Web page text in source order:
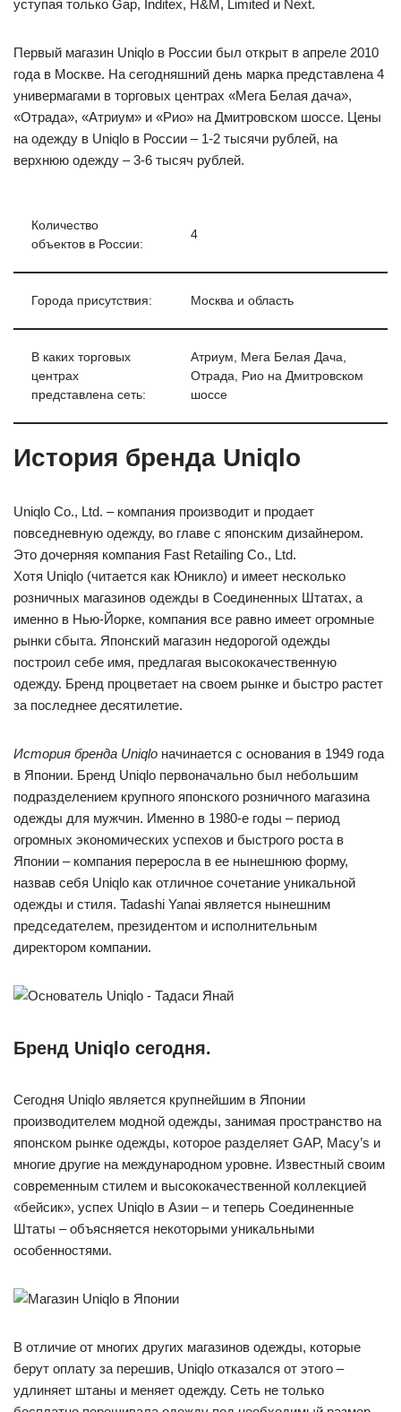
уступая только Gap, Inditex, H&M, Limited и Next.
Первый магазин Uniqlo в России был открыт в апреле 2010
года в Москве. На сегодняшний день марка представлена 4
универмагами в торговых центрах «Мега Белая дача»,
«Отрада», «Атриум» и «Рио» на Дмитровском шоссе. Цены
на одежду в Uniqlo в России – 1-2 тысячи рублей, на
верхнюю одежду – 3-6 тысяч рублей.
Количество
объектов в России:
4
Города присутствия: Москва и область
В каких торговых
центрах
представлена сеть:
Атриум, Мега Белая Дача,
Отрада, Рио на Дмитровском
шоссе
История бренда Uniqlo
Uniqlo Co., Ltd. – компания производит и продает
повседневную одежду, во главе с японским дизайнером.
Это дочерняя компания Fast Retailing Co., Ltd.
Хотя Uniqlo (читается как Юникло) и имеет несколько
розничных магазинов одежды в Соединенных Штатах, а
именно в Нью-Йорке, компания все равно имеет огромные
рынки сбыта. Японский магазин недорогой одежды
построил себе имя, предлагая высококачественную
одежду. Бренд процветает на своем рынке и быстро растет
за последнее десятилетие.
История бренда Uniqlo начинается с основания в 1949 года
в Японии. Бренд Uniqlo первоначально был небольшим
подразделением крупного японского розничного магазина
одежды для мужчин. Именно в 1980-е годы – период
огромных экономических успехов и быстрого роста в
Японии – компания переросла в ее нынешнюю форму,
назвав себя Uniqlo как отличное сочетание уникальной
одежды и стиля. Tadashi Yanai является нынешним
председателем, президентом и исполнительным
директором компании.
Бренд Uniqlo сегодня.
Сегодня Uniqlo является крупнейшим в Японии
производителем модной одежды, занимая пространство на
японском рынке одежды, которое разделяет GAP, Macy’s и
многие другие на международном уровне. Известный своим
современным стилем и высококачественной коллекцией
«бейсик», успех Uniqlo в Азии – и теперь Соединенные
Штаты – объясняется некоторыми уникальными
особенностями.
В отличие от многих других магазинов одежды, которые
берут оплату за перешив, Uniqlo отказался от этого –
удлиняет штаны и меняет одежду. Сеть не только